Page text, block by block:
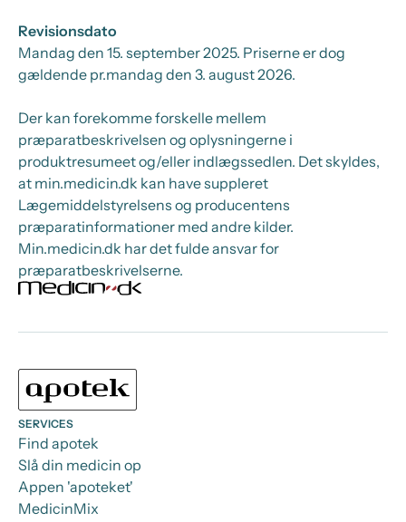
Revisionsdato
Mandag den 15. september 2025. Priserne er dog
gældende pr.mandag den 3. august 2026.
Der kan forekomme forskelle mellem
præparatbeskrivelsen og oplysningerne i
produktresumeet og/eller indlægssedlen. Det skyldes,
at min.medicin.dk kan have suppleret
Lægemiddelstyrelsens og producentens
præparatinformationer med andre kilder.
Min.medicin.dk har det fulde ansvar for
præparatbeskrivelserne.
SERVICES
Find apotek
Slå din medicin op
Appen 'apoteket'
MedicinMix